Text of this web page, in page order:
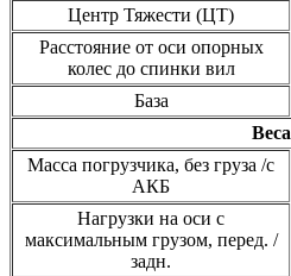
Центр Тяжести (ЦТ)
Расстояние от оси опорных
колес до спинки вил
База
Веса
Масса погрузчика, без груза /с
АКБ
Нагрузки на оси с
максимальным грузом, перед. /
задн.